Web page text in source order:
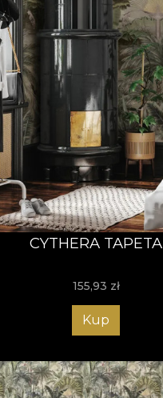
CYTHERA TAPETA
155,93 zł
Kup